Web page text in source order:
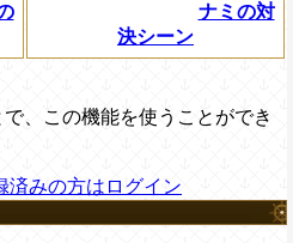
ナミの対
決シーン
、この機能を使うことができ
済みの方はログイン